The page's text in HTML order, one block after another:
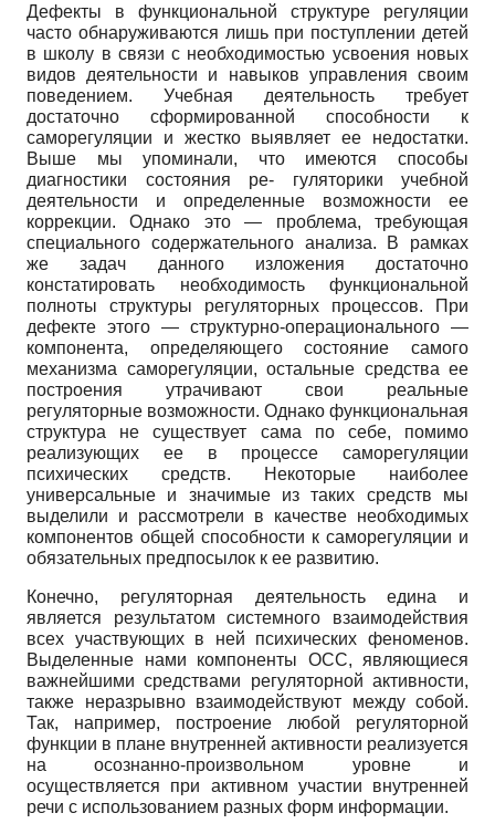
Дефекты в функциональной структуре регуляции
часто обнаруживаются лишь при поступлении детей
в школу в связи с необходимостью усвоения новых
видов деятельности и навыков управления своим
поведением. Учебная деятельность требует
достаточно сформированной способности к
саморегуляции и жестко выявляет ее недостатки.
Выше мы упоминали, что имеются способы
диагностики состояния ре- гуляторики учебной
деятельности и определенные возможности ее
коррекции. Однако это — проблема, требующая
специального содержательного анализа. В рамках
же задач данного изложения достаточно
констатировать необходимость функциональной
полноты структуры регуляторных процессов. При
дефекте этого — структурно-операционального —
компонента, определяющего состояние самого
механизма саморегуляции, остальные средства ее
построения утрачивают свои реальные
регуляторные возможности. Однако функциональная
структура не существует сама по себе, помимо
реализующих ее в процессе саморегуляции
психических средств. Некоторые наиболее
универсальные и значимые из таких средств мы
выделили и рассмотрели в качестве необходимых
компонентов общей способности к саморегуляции и
обязательных предпосылок к ее развитию.
Конечно, регуляторная деятельность едина и
является результатом системного взаимодействия
всех участвующих в ней психических феноменов.
Выделенные нами компоненты ОСС, являющиеся
важнейшими средствами регуляторной активности,
также неразрывно взаимодействуют между собой.
Так, например, построение любой регуляторной
функции в плане внутренней активности реализуется
на осознанно-произвольном уровне и
осуществляется при активном участии внутренней
речи с использованием разных форм информации.